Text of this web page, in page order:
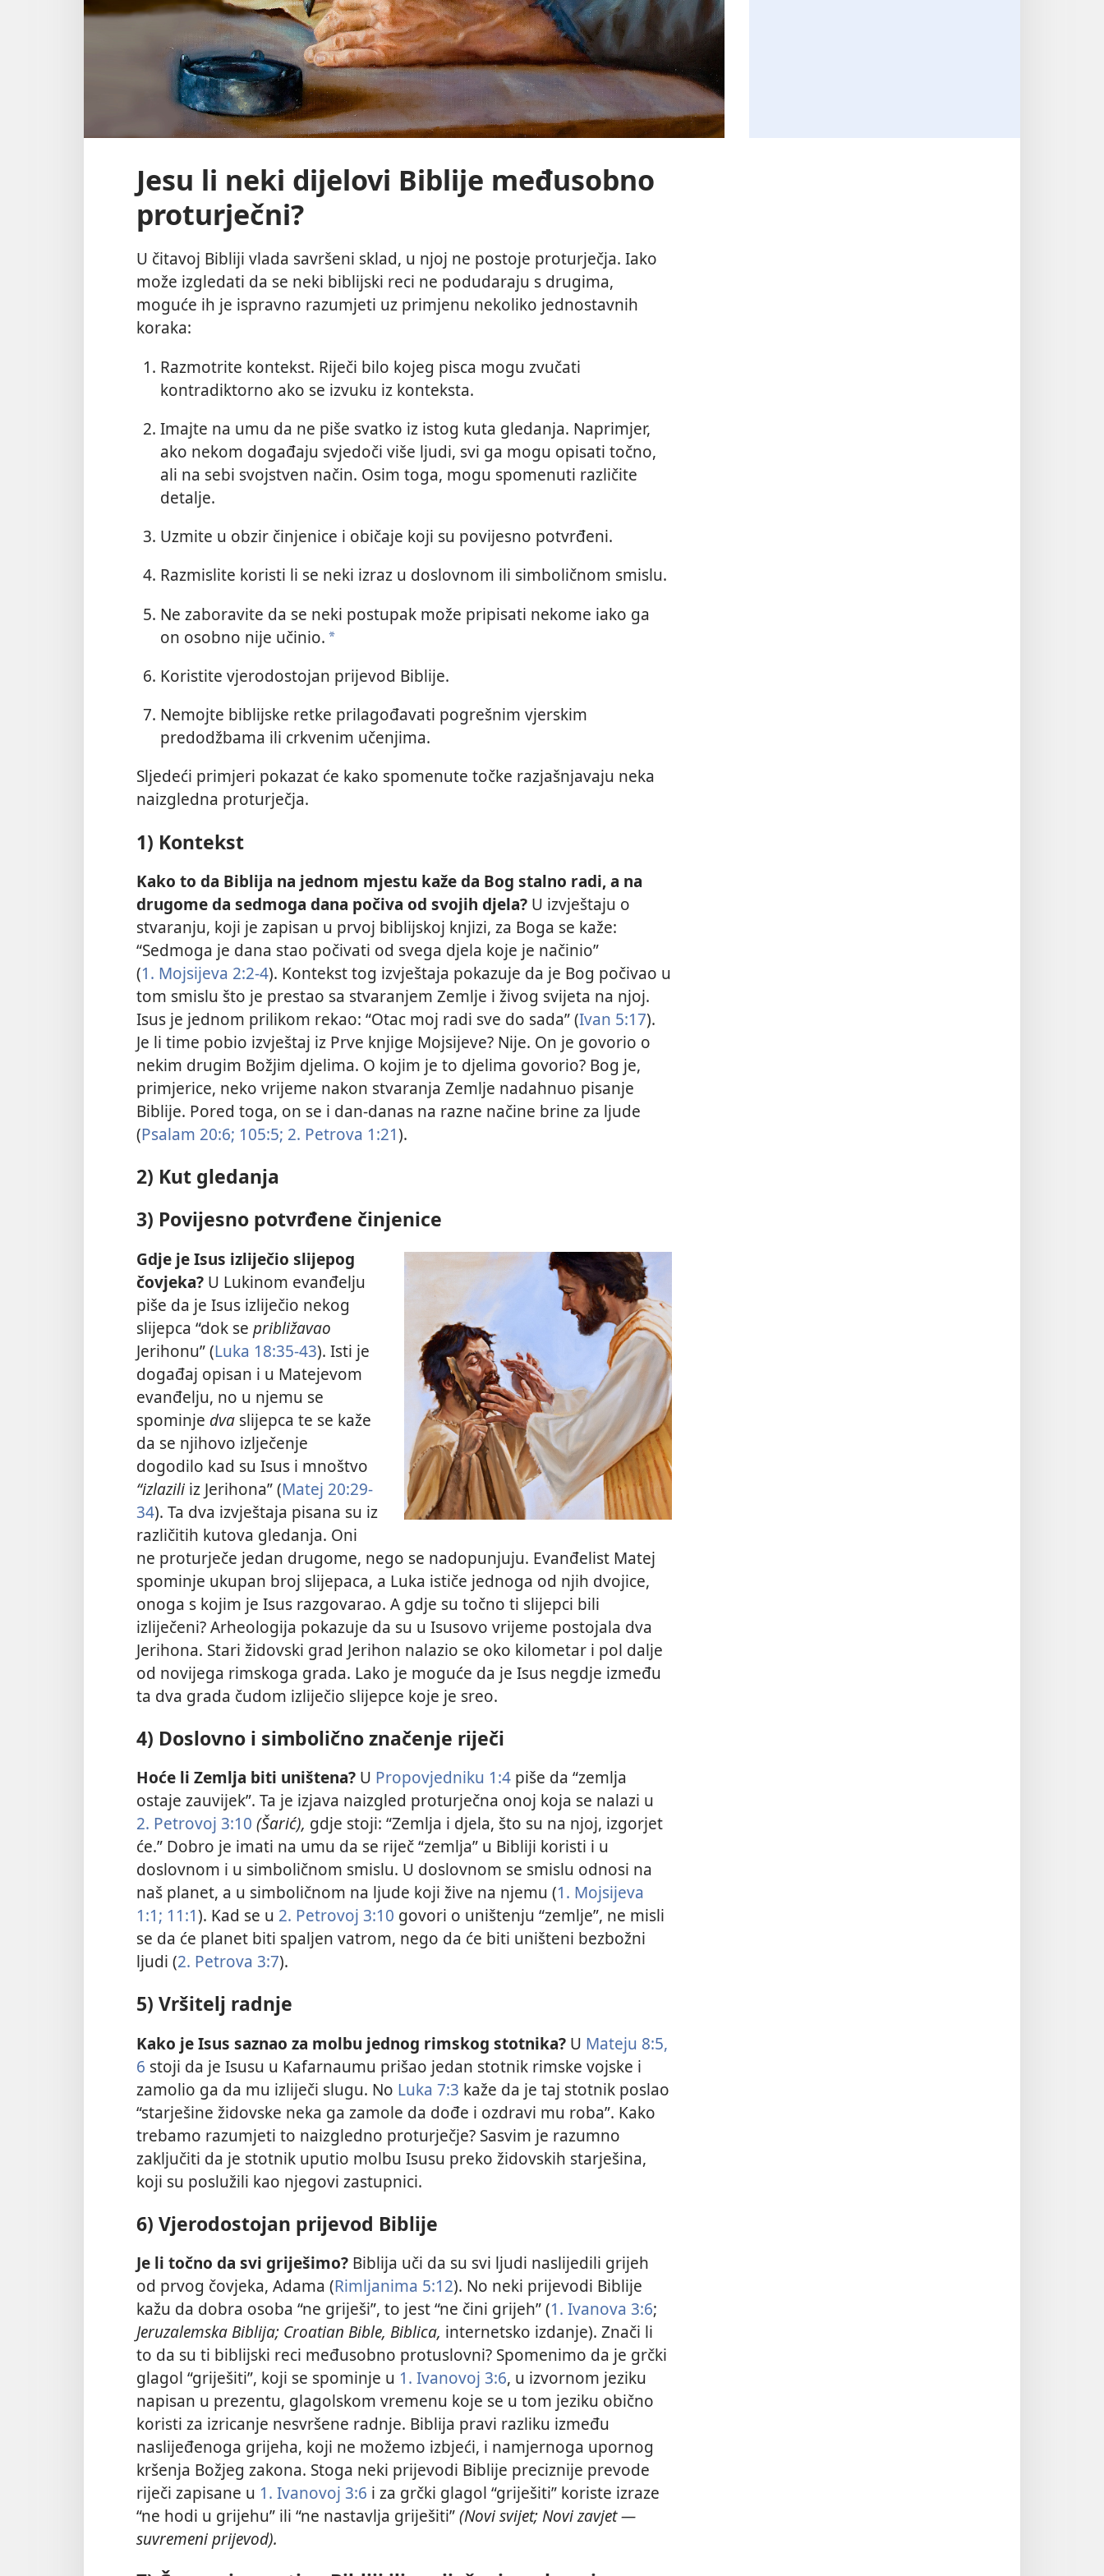
Jesu li neki dijelovi Biblije međusobno
proturječni?
U čitavoj Bibliji vlada savršeni sklad, u njoj ne postoje proturječja. Iako
može izgledati da se neki biblijski reci ne podudaraju s drugima,
moguće ih je ispravno razumjeti uz primjenu nekoliko jednostavnih
koraka:
Razmotrite kontekst. Riječi bilo kojeg pisca mogu zvučati
kontradiktorno ako se izvuku iz konteksta.
Imajte na umu da ne piše svatko iz istog kuta gledanja. Naprimjer,
ako nekom događaju svjedoči više ljudi, svi ga mogu opisati točno,
ali na sebi svojstven način. Osim toga, mogu spomenuti različite
detalje.
Uzmite u obzir činjenice i običaje koji su povijesno potvrđeni.
Razmislite koristi li se neki izraz u doslovnom ili simboličnom smislu.
Ne zaboravite da se neki postupak može pripisati nekome iako ga
on osobno nije učinio. a
Koristite vjerodostojan prijevod Biblije.
Nemojte biblijske retke prilagođavati pogrešnim vjerskim
predodžbama ili crkvenim učenjima.
Sljedeći primjeri pokazat će kako spomenute točke razjašnjavaju neka
naizgledna proturječja.
1) Kontekst
Kako to da Biblija na jednom mjestu kaže da Bog stalno radi, a na
drugome da sedmoga dana počiva od svojih djela? U izvještaju o
stvaranju, koji je zapisan u prvoj biblijskoj knjizi, za Boga se kaže:
“Sedmoga je dana stao počivati od svega djela koje je načinio”
(1. Mojsijeva 2:2-4). Kontekst tog izvještaja pokazuje da je Bog počivao u
tom smislu što je prestao sa stvaranjem Zemlje i živog svijeta na njoj.
Isus je jednom prilikom rekao: “Otac moj radi sve do sada” (Ivan 5:17).
Je li time pobio izvještaj iz Prve knjige Mojsijeve? Nije. On je govorio o
nekim drugim Božjim djelima. O kojim je to djelima govorio? Bog je,
primjerice, neko vrijeme nakon stvaranja Zemlje nadahnuo pisanje
Biblije. Pored toga, on se i dan-danas na razne načine brine za ljude
(Psalam 20:6; 105:5; 2. Petrova 1:21).
2) Kut gledanja
3) Povijesno potvrđene činjenice
Gdje je Isus izliječio slijepog
čovjeka? U Lukinom evanđelju
piše da je Isus izliječio nekog
slijepca “dok se približavao
Jerihonu” (Luka 18:35-43). Isti je
događaj opisan i u Matejevom
evanđelju, no u njemu se
spominje dva slijepca te se kaže
da se njihovo izlječenje
dogodilo kad su Isus i mnoštvo
“izlazili iz Jerihona” (Matej 20:29-
34). Ta dva izvještaja pisana su iz
različitih kutova gledanja. Oni
ne proturječe jedan drugome, nego se nadopunjuju. Evanđelist Matej
spominje ukupan broj slijepaca, a Luka ističe jednoga od njih dvojice,
onoga s kojim je Isus razgovarao. A gdje su točno ti slijepci bili
izliječeni? Arheologija pokazuje da su u Isusovo vrijeme postojala dva
Jerihona. Stari židovski grad Jerihon nalazio se oko kilometar i pol dalje
od novijega rimskoga grada. Lako je moguće da je Isus negdje između
ta dva grada čudom izliječio slijepce koje je sreo.
4) Doslovno i simbolično značenje riječi
Hoće li Zemlja biti uništena? U Propovjedniku 1:4 piše da “zemlja
ostaje zauvijek”. Ta je izjava naizgled proturječna onoj koja se nalazi u
2. Petrovoj 3:10 (Šarić), gdje stoji: “Zemlja i djela, što su na njoj, izgorjet
će.” Dobro je imati na umu da se riječ “zemlja” u Bibliji koristi i u
doslovnom i u simboličnom smislu. U doslovnom se smislu odnosi na
naš planet, a u simboličnom na ljude koji žive na njemu (1. Mojsijeva
1:1; 11:1). Kad se u 2. Petrovoj 3:10 govori o uništenju “zemlje”, ne misli
se da će planet biti spaljen vatrom, nego da će biti uništeni bezbožni
ljudi (2. Petrova 3:7).
5) Vršitelj radnje
Kako je Isus saznao za molbu jednog rimskog stotnika? U Mateju 8:5,
6 stoji da je Isusu u Kafarnaumu prišao jedan stotnik rimske vojske i
zamolio ga da mu izliječi slugu. No Luka 7:3 kaže da je taj stotnik poslao
“starješine židovske neka ga zamole da dođe i ozdravi mu roba”. Kako
trebamo razumjeti to naizgledno proturječje? Sasvim je razumno
zaključiti da je stotnik uputio molbu Isusu preko židovskih starješina,
koji su poslužili kao njegovi zastupnici.
6) Vjerodostojan prijevod Biblije
Je li točno da svi griješimo? Biblija uči da su svi ljudi naslijedili grijeh
od prvog čovjeka, Adama (Rimljanima 5:12). No neki prijevodi Biblije
kažu da dobra osoba “ne griješi”, to jest “ne čini grijeh” (1. Ivanova 3:6;
Jeruzalemska Biblija; Croatian Bible, Biblica, internetsko izdanje). Znači li
to da su ti biblijski reci međusobno protuslovni? Spomenimo da je grčki
glagol “griješiti”, koji se spominje u 1. Ivanovoj 3:6, u izvornom jeziku
napisan u prezentu, glagolskom vremenu koje se u tom jeziku obično
koristi za izricanje nesvršene radnje. Biblija pravi razliku između
naslijeđenoga grijeha, koji ne možemo izbjeći, i namjernoga upornog
kršenja Božjeg zakona. Stoga neki prijevodi Biblije preciznije prevode
riječi zapisane u 1. Ivanovoj 3:6 i za grčki glagol “griješiti” koriste izraze
“ne hodi u grijehu” ili “ne nastavlja griješiti”(Novi svijet; Novi zavjet —
suvremeni prijevod).